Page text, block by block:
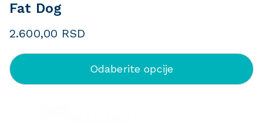
Fat Dog
2.600,00 RSD
Odaberite opcije